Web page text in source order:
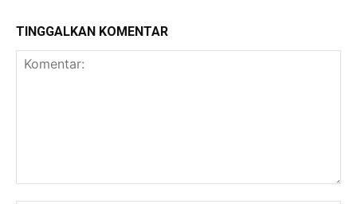
TINGGALKAN KOMENTAR